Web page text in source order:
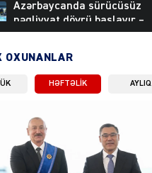
Azərbaycanda sürücüsüz
nəqliyyat dövrü başlayır –
BELƏ işləyəcək
04.08.2026
layihəsi ilə bağlı AÇIQLAMA
04.08.2026
OXUNANLAR
HƏFTƏLIK AYLIQ